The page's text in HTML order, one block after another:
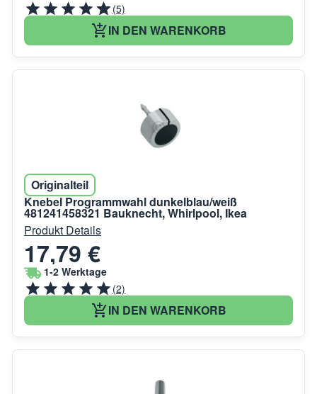
(5)
IN DEN WARENKORB
Originalteil
Knebel Programmwahl dunkelblau/weiß
481241458321 Bauknecht, Whirlpool, Ikea
Produkt Details
17,79 €
1-2 Werktage
(2)
IN DEN WARENKORB